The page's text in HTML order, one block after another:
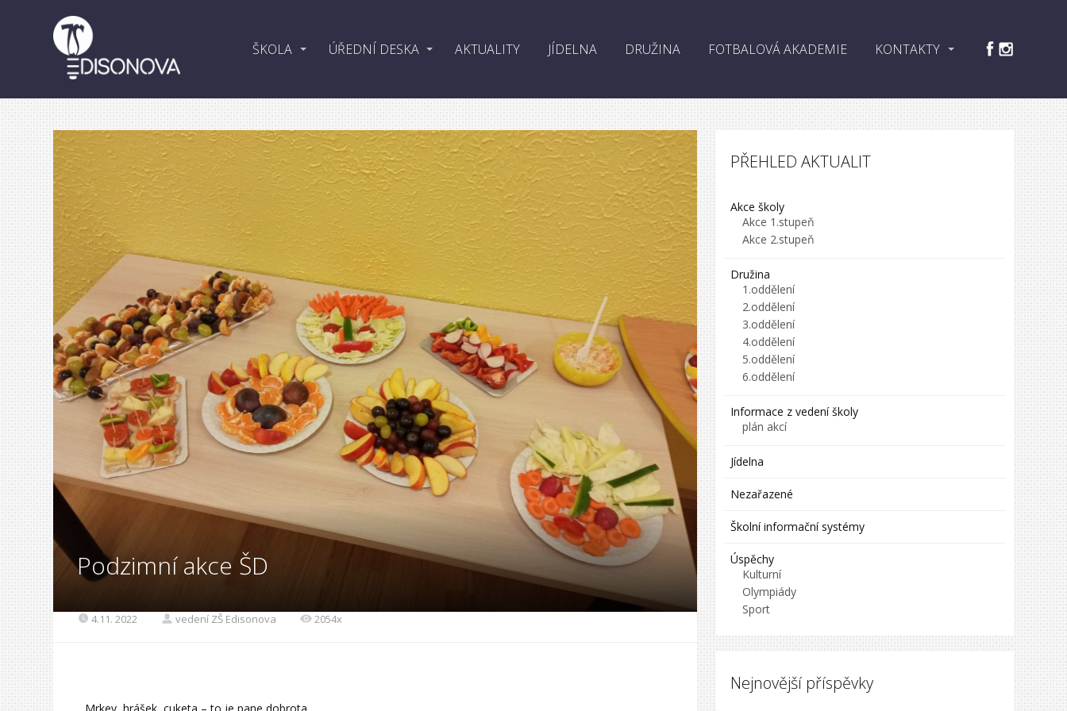
ŠKOLA ÚŘEDNÍ DESKA AKTUALITY JÍDELNA DRUŽINA FOTBALOVÁ AKADEMIE KONTAKTY
Podzimní akce ŠD
4.11. 2022 vedení ZŠ Edisonova 2054x
PŘEHLED AKTUALIT
Akce školy
Akce 1.stupeň
Akce 2.stupeň
Družina
1.oddělení
2.oddělení
3.oddělení
4.oddělení
5.oddělení
6.oddělení
Informace z vedení školy
plán akcí
Jídelna
Nezařazené
Školní informační systémy
Úspěchy
Kulturní
Olympiády
Sport
Nejnovější příspěvky